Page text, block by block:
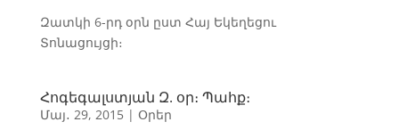
Զատկի 6-րդ օրն ըստ Հայ Եկեղեցու
Տոնացույցի։
Հոգեգալստյան Զ. օր։ Պահք։
Մայ․ 29, 2015| Օրեր